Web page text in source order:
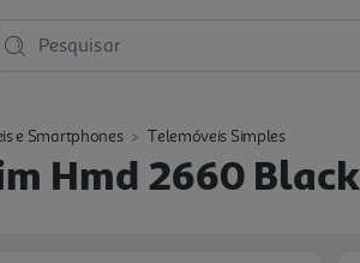
Pesquisar
e Smartphones Telemóveis Simples
Hmd 2660 Black